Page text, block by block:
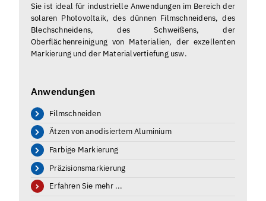
Sie ist ideal für industrielle Anwendungen im Bereich der
solaren Photovoltaik, des dünnen Filmschneidens, des
Blechschneidens, des Schweißens, der
Oberflächenreinigung von Materialien, der exzellenten
Markierung und der Materialvertiefung usw.
Anwendungen
Filmschneiden
Ätzen von anodisiertem Aluminium
Farbige Markierung
Präzisionsmarkierung
Erfahren Sie mehr ...